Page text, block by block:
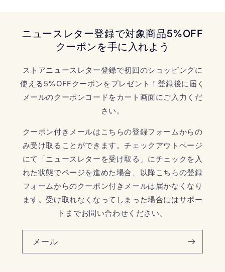
ニュースレター登録で対象商品5%OFF
クーポンを手に入れよう
ストアニュースレター登録で初回のショッピングに
使える5%OFFクーポンをプレゼント！登録後に届く
メールのクーポンコードをカート画面にご入力くだ
さい。
クーポン付きメールはこちらの登録フォームからの
み受け取ることができます。チェックアウトページ
にて「ニュースレターを受け取る」にチェックを入
れた状態でページを進めた場合、以降こちらの登録
フォームからのクーポン付きメールは届かなくなり
ます。受け取れなくなってしまった場合にはサポー
トまでお問い合わせください。
メール